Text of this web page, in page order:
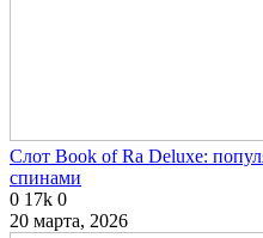
Слот Book of Ra Deluxe:
спинами
0 17k 0
20 марта, 2026